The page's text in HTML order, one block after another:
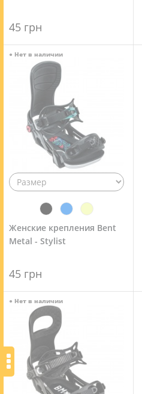
45 грн
● Нет в наличии
Женские крепления Bent
Metal - Stylist
45 грн
● Нет в наличии